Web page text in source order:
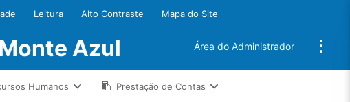
Leitura Alto Contraste Mapa do Site
Azul Área do Administrador
Humanos Prestação de Contas